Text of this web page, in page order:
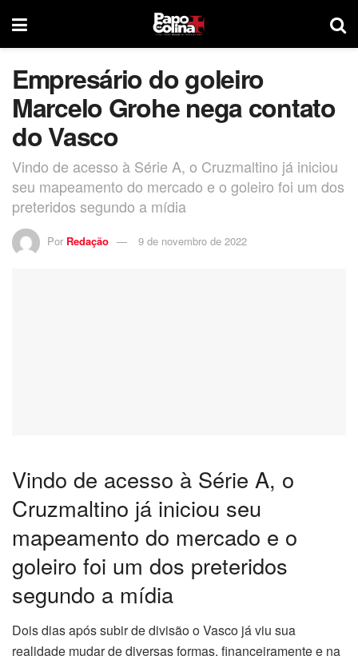
Empresário do goleiro
Marcelo Grohe nega contato
do Vasco
Vindo de acesso à Série A, o Cruzmaltino já iniciou
seu mapeamento do mercado e o goleiro foi um dos
preteridos segundo a mídia
Por Redação 9 de novembro de 2022
Vindo de acesso à Série A, o
Cruzmaltino já iniciou seu
mapeamento do mercado e o
goleiro foi um dos preteridos
segundo a mídia
Dois dias após subir de divisão o Vasco já viu sua
realidade mudar de diversas formas, financeiramente e na